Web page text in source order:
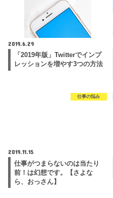
2019.6.29
「2019年版」Twitterでインプ
レッションを増やす3つの方法
仕事の悩み
2019.11.15
仕事がつまらないのは当たり
前！は幻想です。【さよな
ら、おっさん】